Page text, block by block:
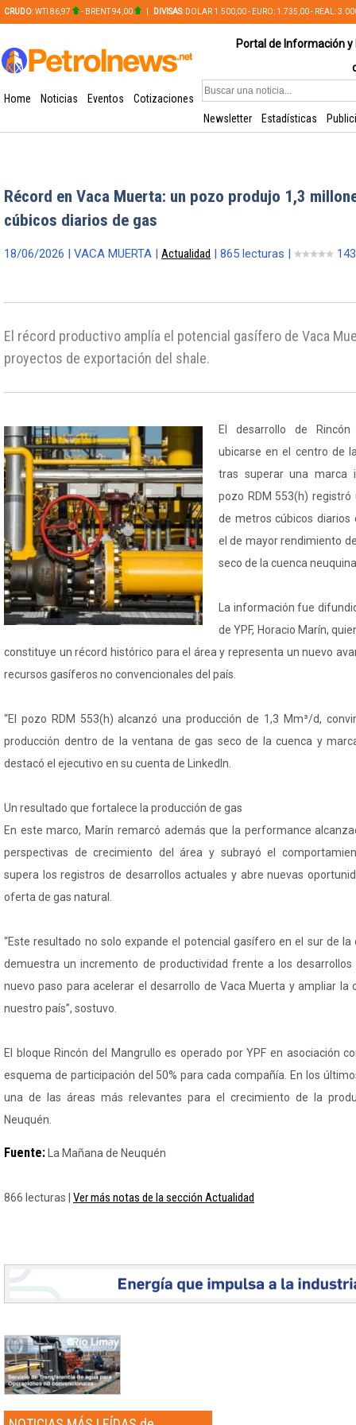
CRUDO: WTI 86,97 - BRENT 94,00 DIVISAS: DOLAR 1.500,00 - EURO: 1.735,00 - REAL:
Portal de Información
Home Noticias Eventos
Cotizaciones
Newsletter
Estadísticas
Récord en Vaca Muerta: un pozo produjo 1,3
cúbicos diarios de gas
18/06/2026 | VACA MUERTA | Actualidad | 865 lecturas |
El récord productivo amplía el potencial gasífero de Vaca
proyectos de exportación del shale.
El desarrollo de
ubicarse en el centro de
tras superar una marca
pozo RDM 553(h)
de metros cúbicos diarios
el de mayor rendimiento
seco de la cuenca
La información fue
de YPF, Horacio Marín,
constituye un récord histórico para el área y representa un nuevo
recursos gasíferos no convencionales del país.
“El pozo RDM 553(h) alcanzó una producción de 1,3 Mm³/d,
producción dentro de la ventana de gas seco de la cuenca y
destacó el ejecutivo en su cuenta de LinkedIn.
Un resultado que fortalece la producción de gas
En este marco, Marín remarcó además que la performance
perspectivas de crecimiento del área y subrayó el
supera los registros de desarrollos actuales y abre nuevas
oferta de gas natural.
“Este resultado no solo expande el potencial gasífero en el sur de
demuestra un incremento de productividad frente a los
nuevo paso para acelerar el desarrollo de Vaca Muerta y ampliar la
nuestro país”, sostuvo.
El bloque Rincón del Mangrullo es operado por YPF en asociación
esquema de participación del 50% para cada compañía. En los
una de las áreas más relevantes para el crecimiento de la
Neuquén.
Fuente: La Mañana de Neuquén
866 lecturas | Ver más notas de la sección Actualidad